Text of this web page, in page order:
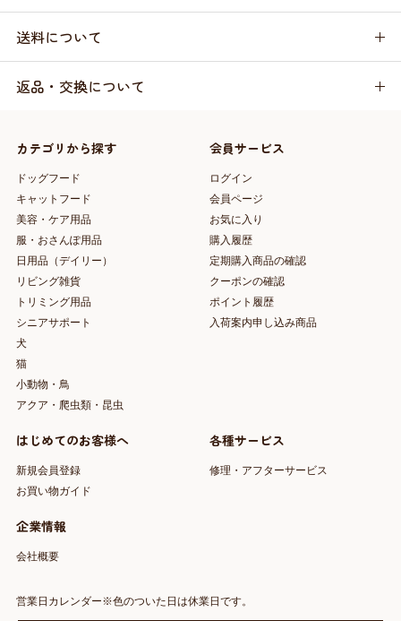
送料について
返品・交換について
カテゴリから探す
ドッグフード
キャットフード
美容・ケア用品
服・おさんぽ用品
日用品（デイリー）
リビング雑貨
トリミング用品
シニアサポート
犬
猫
小動物・鳥
アクア・爬虫類・昆虫
会員サービス
ログイン
会員ページ
お気に入り
購入履歴
定期購入商品の確認
クーポンの確認
ポイント履歴
入荷案内申し込み商品
はじめてのお客様へ
新規会員登録
お買い物ガイド
各種サービス
修理・アフターサービス
企業情報
会社概要
営業日カレンダー※色のついた日は休業日です。